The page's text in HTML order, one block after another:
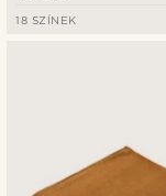
18 SZÍNEK